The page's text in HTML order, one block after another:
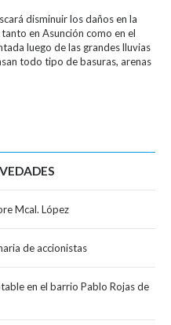
disminuir los daños en la
en Asunción como en el
luego de las grandes lluvias
todo tipo de basuras, arenas
Mcal. López
de accionistas
en el barrio Pablo Rojas de